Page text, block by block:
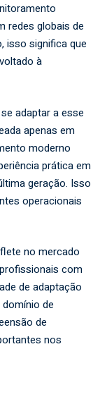
redes globais de
isso significa que
à
adaptar a esse
apenas em
moderno
prática em
geração. Isso
operacionais
no mercado
com
de adaptação
de
de
nos